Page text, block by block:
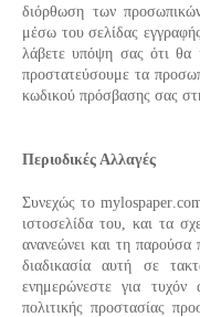
διόρθωση των
μέσω του σελίδας
λάβετε υπόψη σας ότι θα
προστατεύσουμε τα
κωδικού πρόσβασης σας
Περιοδικές Αλλαγές
Συνεχώς το mylospaper.
ιστοσελίδα του, και τα
ανανεώνει και τη παρούσα
διαδικασία αυτή σε
ενημερώνεστε για τυχόν
πολιτικής προστασίας